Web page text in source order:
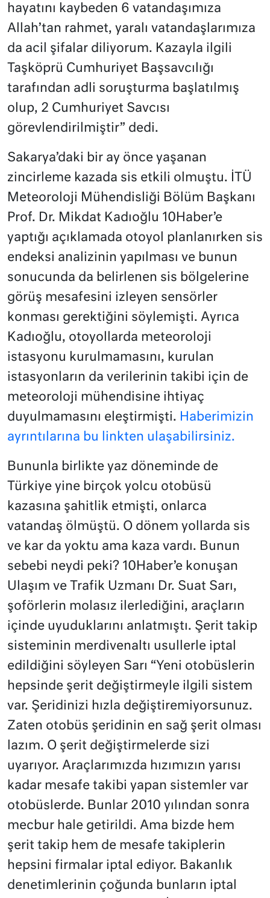
hayatını kaybeden 6 vatandaşımıza
Allah’tan rahmet, yaralı vatandaşlarımıza
da acil şifalar diliyorum. Kazayla ilgili
Taşköprü Cumhuriyet Başsavcılığı
tarafından adli soruşturma başlatılmış
olup, 2 Cumhuriyet Savcısı
görevlendirilmiştir” dedi.
Sakarya’daki bir ay önce yaşanan
zincirleme kazada sis etkili olmuştu. İTÜ
Meteoroloji Mühendisliği Bölüm Başkanı
Prof. Dr. Mikdat Kadıoğlu 10Haber’e
yaptığı açıklamada otoyol planlanırken sis
endeksi analizinin yapılması ve bunun
sonucunda da belirlenen sis bölgelerine
görüş mesafesini izleyen sensörler
konması gerektiğini söylemişti. Ayrıca
Kadıoğlu, otoyollarda meteoroloji
istasyonu kurulmamasını, kurulan
istasyonların da verilerinin takibi için de
meteoroloji mühendisine ihtiyaç
duyulmamasını eleştirmişti. Haberimizin
ayrıntılarına bu linkten ulaşabilirsiniz.
Bununla birlikte yaz döneminde de
Türkiye yine birçok yolcu otobüsü
kazasına şahitlik etmişti, onlarca
vatandaş ölmüştü. O dönem yollarda sis
ve kar da yoktu ama kaza vardı. Bunun
sebebi neydi peki? 10Haber’e konuşan
Ulaşım ve Trafik Uzmanı Dr. Suat Sarı,
şoförlerin molasız ilerlediğini, araçların
içinde uyuduklarını anlatmıştı. Şerit takip
sisteminin merdivenaltı usullerle iptal
edildiğini söyleyen Sarı “Yeni otobüslerin
hepsinde şerit değiştirmeyle ilgili sistem
var. Şeridinizi hızla değiştiremiyorsunuz.
Zaten otobüs şeridinin en sağ şerit olması
lazım. O şerit değiştirmelerde sizi
uyarıyor. Araçlarımızda hızımızın yarısı
kadar mesafe takibi yapan sistemler var
otobüslerde. Bunlar 2010 yılından sonra
mecbur hale getirildi. Ama bizde hem
şerit takip hem de mesafe takiplerin
hepsini firmalar iptal ediyor. Bakanlık
denetimlerinin çoğunda bunların iptal